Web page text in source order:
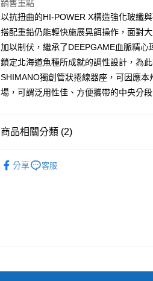
ATM付款
運送方式
每筆NT$130
銷售重點
以抗扭曲的HI-POWER X構造強化玻纖
搭配重鉛仍能輕快施展晃餌操作，面對
加以制伏，繼承了DEEPGAME血脈精心
鎖定北海道魚種所成就的調性設計，為
SHIMANO獨創管狀捲線器座，可因應本
場，可謂泛用性佳、方便攜帶的中央分
商品相關分類 (2)
分享 客服